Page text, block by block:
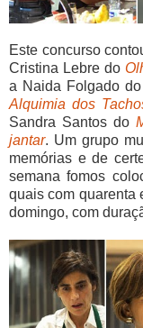
Este concurso
Cristina Lebre do
a Naida Folgado do
Alquimia dos
Sandra Santos do
jantar. Um grupo
memórias e de
semana fomos
quais com quarenta
domingo, com